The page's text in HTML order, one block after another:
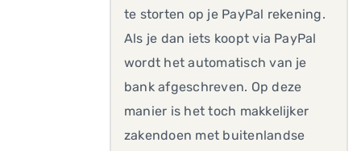
te storten op je PayPal rekening.
Als je dan iets koopt via PayPal
wordt het automatisch van je
bank afgeschreven. Op deze
manier is het toch makkelijker
zakendoen met buitenlandse